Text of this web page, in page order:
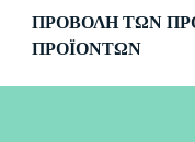
ΠΡΟΒΟΛΉ ΤΩΝ
ΠΡΟΪΌΝΤΩΝ